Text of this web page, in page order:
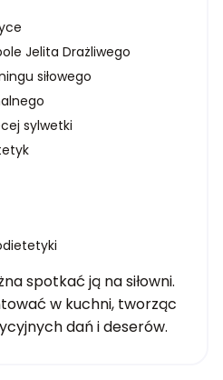
Jelita Drażliwego
siłowego
sylwetki
spotkać ją na siłowni.
w kuchni, tworząc
dań i deserów.